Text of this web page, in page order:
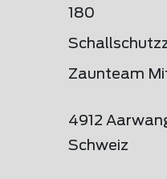
180
Zaunteam
4912
Schweiz